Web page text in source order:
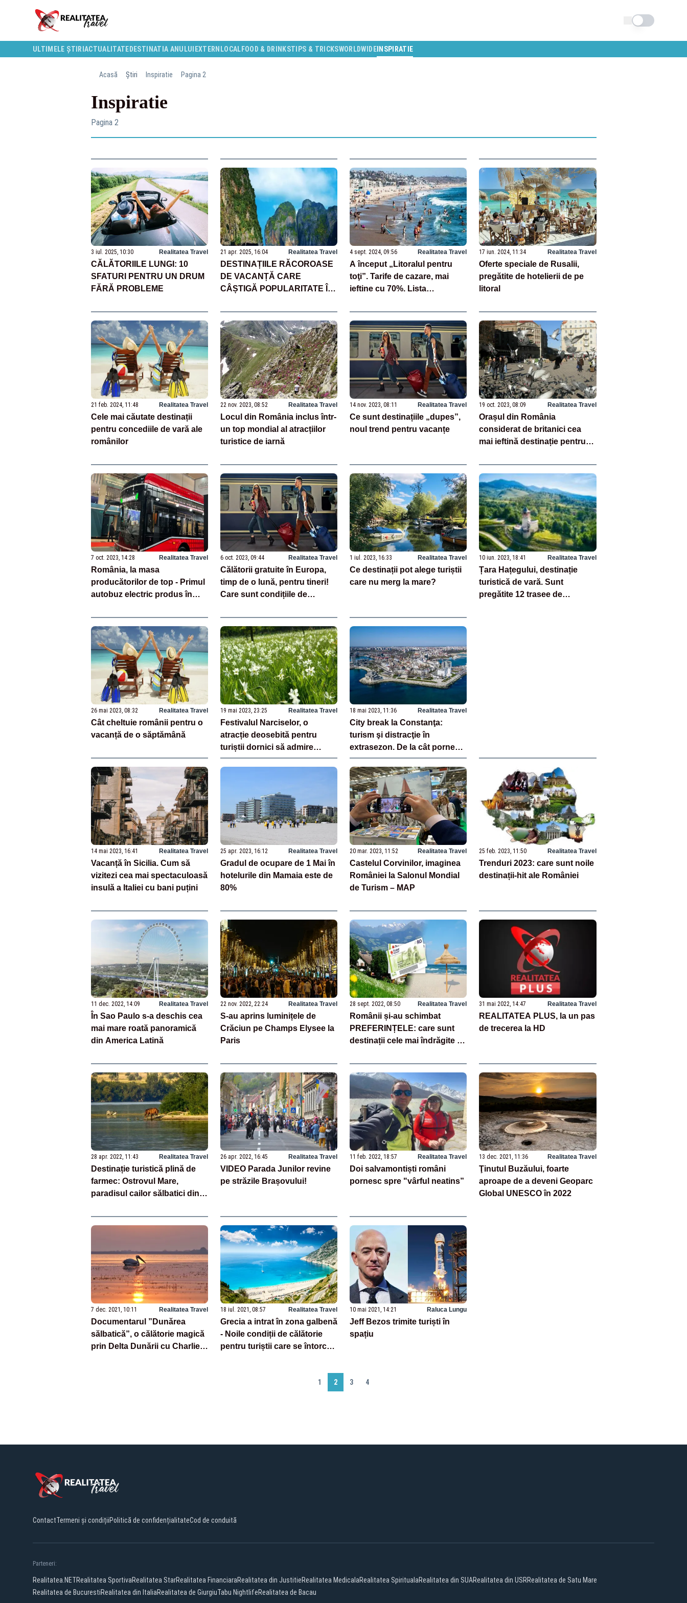
Schimba tema
ULTIMELE ȘTIRI ACTUALITATE DESTINATIA ANULUI EXTERN LOCAL FOOD & DRINKSTIPS & TRICKSWORLDWIDEINSPIRATIE
Acasă Știri Inspiratie Pagina 2
Inspiratie
Pagina 2
3 iul. 2025, 10:30 Realitatea Travel
CĂLĂTORIILE LUNGI: 10
SFATURI PENTRU UN DRUM
FĂRĂ PROBLEME
21 apr. 2025, 16:04 Realitatea Travel
DESTINAȚIILE RĂCOROASE
DE VACANȚĂ CARE
CÂȘTIGĂ POPULARITATE ÎN
SPANIEI
4 sept. 2024, 09:56 Realitatea Travel
A început „Litoralul pentru
toţi”. Tarife de cazare, mai
ieftine cu 70%. Lista
17 iun. 2024, 11:34 Realitatea Travel
Oferte speciale de Rusalii,
pregătite de hotelierii de pe
litoral
21 feb. 2024, 11:48 Realitatea Travel
Cele mai căutate destinații
pentru concediile de vară ale
românilor
22 nov. 2023, 08:52 Realitatea Travel
Locul din România inclus într-
un top mondial al atracțiilor
turistice de iarnă
14 nov. 2023, 08:11 Realitatea Travel
Ce sunt destinațiile „dupes”,
noul trend pentru vacanțe
19 oct. 2023, 08:09 Realitatea Travel
Orașul din România
considerat de britanici cea
mai ieftină destinație pentru
7 oct. 2023, 14:28 Realitatea Travel
România, la masa
producătorilor de top - Primul
autobuz electric produs în
Mediaș la Bruxelles
6 oct. 2023, 09:44 Realitatea Travel
Călătorii gratuite în Europa,
timp de o lună, pentru tineri!
Care sunt condițiile de
1 iul. 2023, 16:33 Realitatea Travel
Ce destinații pot alege turiștii
care nu merg la mare?
10 iun. 2023, 18:41 Realitatea Travel
Țara Hațegului, destinație
turistică de vară. Sunt
pregătite 12 trasee de
26 mai 2023, 08:32 Realitatea Travel
Cât cheltuie românii pentru o
vacanță de o săptămână
19 mai 2023, 23:25 Realitatea Travel
Festivalul Narciselor, o
atracție deosebită pentru
turiștii dornici să admire
natura și să se distreze, în
vestul țării
18 mai 2023, 11:36 Realitatea Travel
City break la Constanţa:
turism şi distracţie în
extrasezon. De la cât pornesc
prețurile
14 mai 2023, 16:41 Realitatea Travel
Vacanță în Sicilia. Cum să
vizitezi cea mai spectaculoasă
insulă a Italiei cu bani puțini
25 apr. 2023, 16:12 Realitatea Travel
Gradul de ocupare de 1 Mai în
hotelurile din Mamaia este de
80%
20 mar. 2023, 11:52 Realitatea Travel
Castelul Corvinilor, imaginea
României la Salonul Mondial
de Turism – MAP
25 feb. 2023, 11:50 Realitatea Travel
Trenduri 2023: care sunt noile
destinații-hit ale României
11 dec. 2022, 14:09 Realitatea Travel
În Sao Paulo s-a deschis cea
mai mare roată panoramică
din America Latină
22 nov. 2022, 22:24 Realitatea Travel
S-au aprins luminițele de
Crăciun pe Champs Elysee la
Paris
28 sept. 2022, 08:50 Realitatea Travel
Românii și-au schimbat
PREFERINȚELE: care sunt
destinații cele mai îndrăgite și
31 mai 2022, 14:47 Realitatea Travel
REALITATEA PLUS, la un pas
de trecerea la HD
28 apr. 2022, 11:43 Realitatea Travel
Destinație turistică plină de
farmec: Ostrovul Mare,
paradisul cailor sălbatici din
26 apr. 2022, 16:45 Realitatea Travel
VIDEO Parada Junilor revine
pe străzile Brașovului!
11 feb. 2022, 18:57 Realitatea Travel
Doi salvamontiști români
pornesc spre "vârful neatins”
13 dec. 2021, 11:36 Realitatea Travel
Ţinutul Buzăului, foarte
aproape de a deveni Geoparc
Global UNESCO în 2022
7 dec. 2021, 10:11 Realitatea Travel
Documentarul ”Dunărea
sălbatică”, o călătorie magică
prin Delta Dunării cu Charlie
18 iul. 2021, 08:57 Realitatea Travel
Grecia a intrat în zona galbenă
- Noile condiții de călătorie
pentru turiștii care se întorc
10 mai 2021, 14:21 Raluca Lungu
Jeff Bezos trimite turiști în
spațiu
1 2 3 4
ContactTermeni și condițiiPolitică de confidențialitateCod de conduită
Parteneri:
Realitatea.NETRealitatea SportivaRealitatea StarRealitatea FinanciaraRealitatea din JustitieRealitatea MedicalaRealitatea SpiritualaRealitatea din SUARealitatea din USRRealitatea de Satu Mare
Realitatea de BucurestiRealitatea din ItaliaRealitatea de GiurgiuTabu NightlifeRealitatea de Bacau